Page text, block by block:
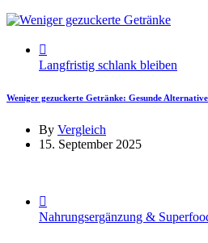
Langfristig schlank bleiben
Weniger gezuckerte Getränke: Gesunde
By Vergleich
15. September 2025
Nahrungsergänzung &